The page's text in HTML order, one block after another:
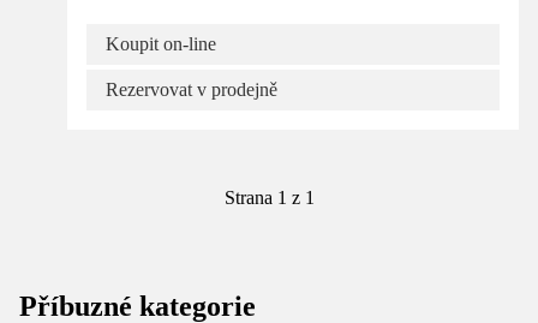
Koupit on-line
Rezervovat v prodejně
Strana 1 z 1
Příbuzné kategorie